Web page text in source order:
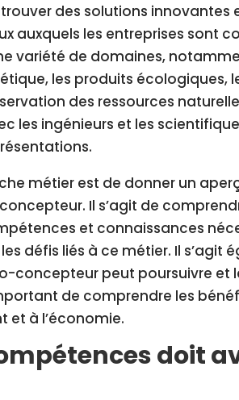
des solutions innovantes
auxquels les entreprises sont
variété de domaines,
les produits écologiques,
des ressources
les ingénieurs et les
métier est de donner un
Il s’agit de
et connaissances
défis liés à ce métier. Il s’agit
concepteur peut poursuivre et
de comprendre les
et à l’économie.
doit